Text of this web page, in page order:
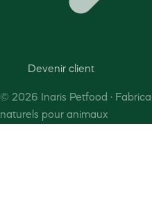
Devenir client
© 2026 Inaris Petfood ·
naturels pour animaux